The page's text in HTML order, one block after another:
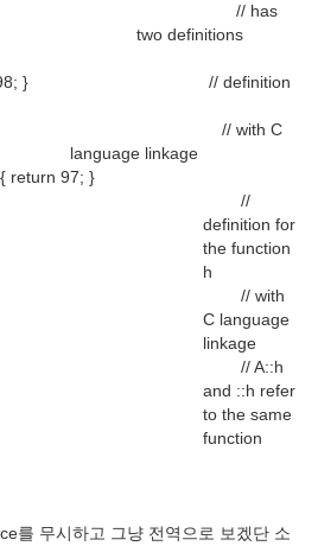
// has
two definitions
98; } // definition
// with C
language linkage
return 97; }
//
definition for
the function
h
// with
C language
linkage
// A::h
and ::h refer
to the same
function
를 무시하고 그냥 전역으로 보겠단 소